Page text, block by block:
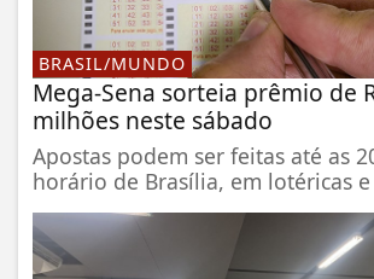
BRASIL/MUNDO
Mega-Sena sorteia prêmio de
milhões neste sábado
Apostas podem ser feitas até as
horário de Brasília, em lotéricas